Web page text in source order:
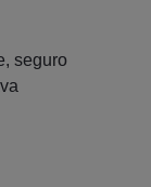
seguro